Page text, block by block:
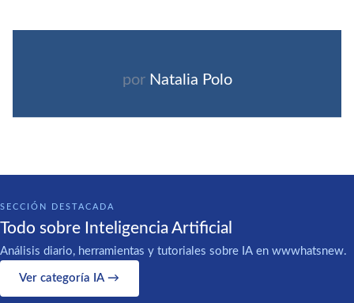
por Natalia Polo
SECCIÓN DESTACADA
Todo sobre Inteligencia Artificial
Análisis diario, herramientas y tutoriales sobre IA en wwwhatsnew.
Ver categoría IA →